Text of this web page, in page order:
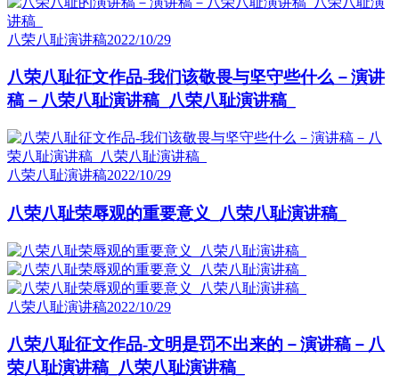
八荣八耻演讲稿2022/10/29
八荣八耻征文作品-我们该敬畏与坚守些什么－演讲
稿－八荣八耻演讲稿_八荣八耻演讲稿_
八荣八耻演讲稿2022/10/29
八荣八耻荣辱观的重要意义_八荣八耻演讲稿_
八荣八耻演讲稿2022/10/29
八荣八耻征文作品-文明是罚不出来的－演讲稿－八
荣八耻演讲稿_八荣八耻演讲稿_